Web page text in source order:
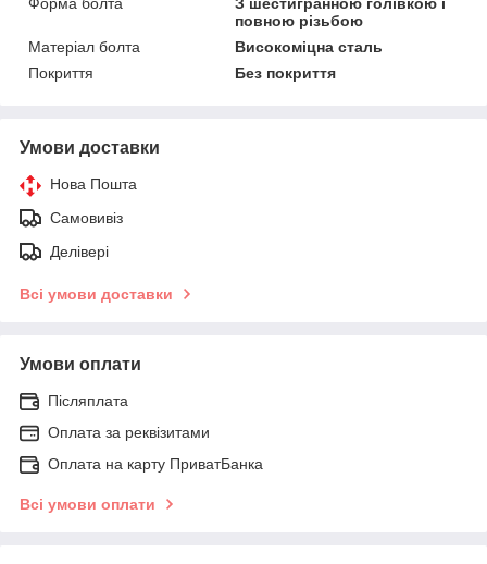
повною різьбою
Матеріал болта
Високоміцна сталь
Покриття
Без покриття
Умови доставки
Нова Пошта
Самовивіз
Делівері
Всі умови доставки
Умови оплати
Післяплата
Оплата за реквізитами
Оплата на карту ПриватБанка
Всі умови оплати